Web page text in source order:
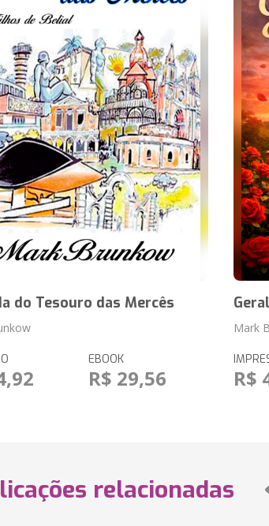
do Tesouro das Mercês
EBOOK
R$ 29,56
Mark
R$
relacionadas